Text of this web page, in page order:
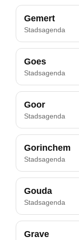
Gemert
Stadsagenda
Goes
Stadsagenda
Goor
Stadsagenda
Gorinchem
Stadsagenda
Gouda
Stadsagenda
Grave